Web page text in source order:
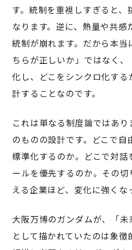
す。統制を重視しすぎると、
なります。逆に、熱量や共感
統制が崩れます。だから本当
ちらが正しいか」ではなく
化し、どこをシンクロ化する
計することなのです。
これは単なる制度論ではあ
のものの設計です。どこで自
標準化するのか。どこで対話
ールを優先するのか。その
える企業ほど、変化に強くな
大阪万博のガンダムが、「未
として描かれていたのは象徴